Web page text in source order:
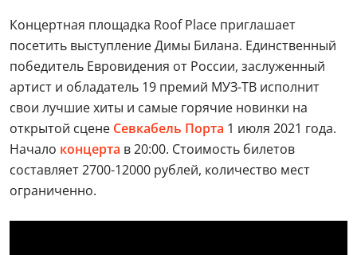
Концертная площадка Roof Place приглашает
посетить выступление Димы Билана. Единственный
победитель Евровидения от России, заслуженный
артист и обладатель 19 премий МУЗ-ТВ исполнит
свои лучшие хиты и самые горячие новинки на
открытой сцене Севкабель Порта 1 июля 2021 года.
Начало концерта в 20:00. Стоимость билетов
составляет 2700-12000 рублей, количество мест
ограниченно.